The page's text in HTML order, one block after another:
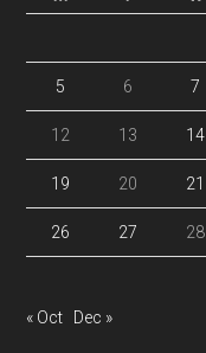
5 6 7
12 13 14
19 20 21
26 27 28
« Oct Dec »